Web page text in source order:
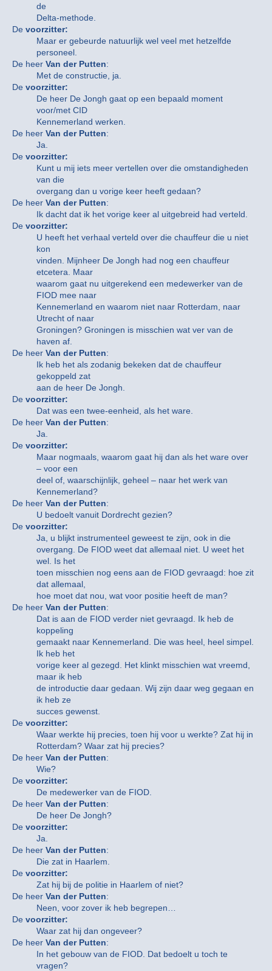
de
Delta-methode.
De voorzitter:
Maar er gebeurde natuurlijk wel veel met hetzelfde
personeel.
De heer Van der Putten:
Met de constructie, ja.
De voorzitter:
De heer De Jongh gaat op een bepaald moment
voor/met CID
Kennemerland werken.
De heer Van der Putten:
Ja.
De voorzitter:
Kunt u mij iets meer vertellen over die omstandigheden
van die
overgang dan u vorige keer heeft gedaan?
De heer Van der Putten:
Ik dacht dat ik het vorige keer al uitgebreid had verteld.
De voorzitter:
U heeft het verhaal verteld over die chauffeur die u niet
kon
vinden. Mijnheer De Jongh had nog een chauffeur
etcetera. Maar
waarom gaat nu uitgerekend een medewerker van de
FIOD mee naar
Kennemerland en waarom niet naar Rotterdam, naar
Utrecht of naar
Groningen? Groningen is misschien wat ver van de
haven af.
De heer Van der Putten:
Ik heb het als zodanig bekeken dat de chauffeur
gekoppeld zat
aan de heer De Jongh.
De voorzitter:
Dat was een twee-eenheid, als het ware.
De heer Van der Putten:
Ja.
De voorzitter:
Maar nogmaals, waarom gaat hij dan als het ware over
– voor een
deel of, waarschijnlijk, geheel – naar het werk van
Kennemerland?
De heer Van der Putten:
U bedoelt vanuit Dordrecht gezien?
De voorzitter:
Ja, u blijkt instrumenteel geweest te zijn, ook in die
overgang. De FIOD weet dat allemaal niet. U weet het
wel. Is het
toen misschien nog eens aan de FIOD gevraagd: hoe zit
dat allemaal,
hoe moet dat nou, wat voor positie heeft de man?
De heer Van der Putten:
Dat is aan de FIOD verder niet gevraagd. Ik heb de
koppeling
gemaakt naar Kennemerland. Die was heel, heel simpel.
Ik heb het
vorige keer al gezegd. Het klinkt misschien wat vreemd,
maar ik heb
de introductie daar gedaan. Wij zijn daar weg gegaan en
ik heb ze
succes gewenst.
De voorzitter:
Waar werkte hij precies, toen hij voor u werkte? Zat hij in
Rotterdam? Waar zat hij precies?
De heer Van der Putten:
Wie?
De voorzitter:
De medewerker van de FIOD.
De heer Van der Putten:
De heer De Jongh?
De voorzitter:
Ja.
De heer Van der Putten:
Die zat in Haarlem.
De voorzitter:
Zat hij bij de politie in Haarlem of niet?
De heer Van der Putten:
Neen, voor zover ik heb begrepen…
De voorzitter:
Waar zat hij dan ongeveer?
De heer Van der Putten:
In het gebouw van de FIOD. Dat bedoelt u toch te
vragen?